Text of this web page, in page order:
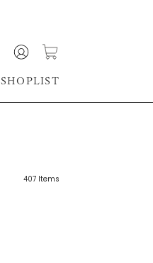
SHOPLIST
407 Items